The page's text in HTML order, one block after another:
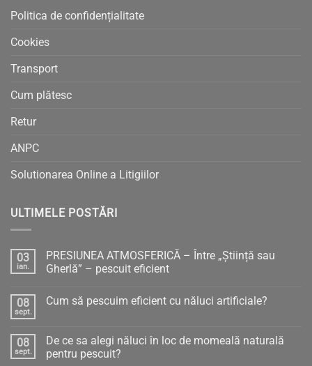
Politica de confidențialitate
Cookies
Transport
Cum plătesc
Retur
ANPC
Solutionarea Online a Litigiilor
ULTIMELE POSTĂRI
03
ian.
PRESIUNEA ATMOSFERICĂ – Între „Știință sau
Gherlă” – pescuit eficient
la
Între
„Știință
sau
08
sept.
Cum să pescuim eficient cu năluci artificiale?
Cum
să
pescuim
08
sept.
De ce sa alegi năluci în loc de momeală naturală
pentru pescuit?